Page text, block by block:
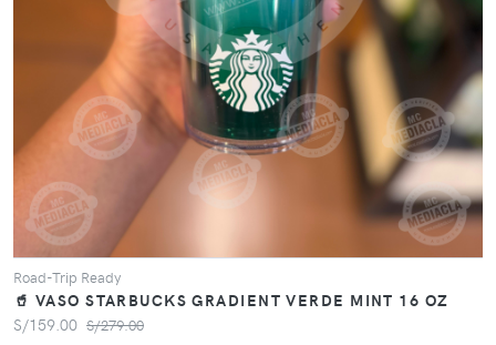
Road-Trip Ready
🥤 VASO STARBUCKS GRADIENT VERDE MINT 16 OZ
S/159.00 S/279.00